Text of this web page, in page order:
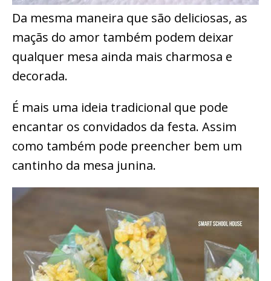
Da mesma maneira que são deliciosas, as
maçãs do amor também podem deixar
qualquer mesa ainda mais charmosa e
decorada.
É mais uma ideia tradicional que pode
encantar os convidados da festa. Assim
como também pode preencher bem um
cantinho da mesa junina.